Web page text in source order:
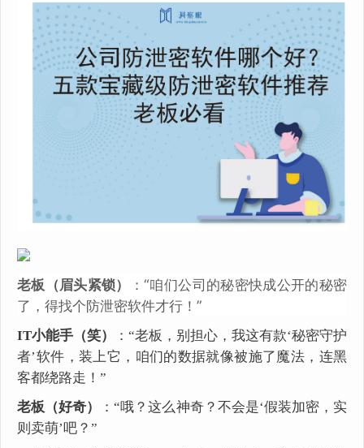
老板（眉头紧锁）
：“咱们公司的秘密快成公开的秘密
了，得找个防泄密软件才行！”
IT小能手（笑）
：“老板，别担心，我这有款‘秘密守护
者’软件，装上它，咱们的数据就像被施了魔法，连黑
客都绕路走！”
老板（好奇）
：“哦？这么神奇？不会是‘假装加密，实
则卖萌’吧？”